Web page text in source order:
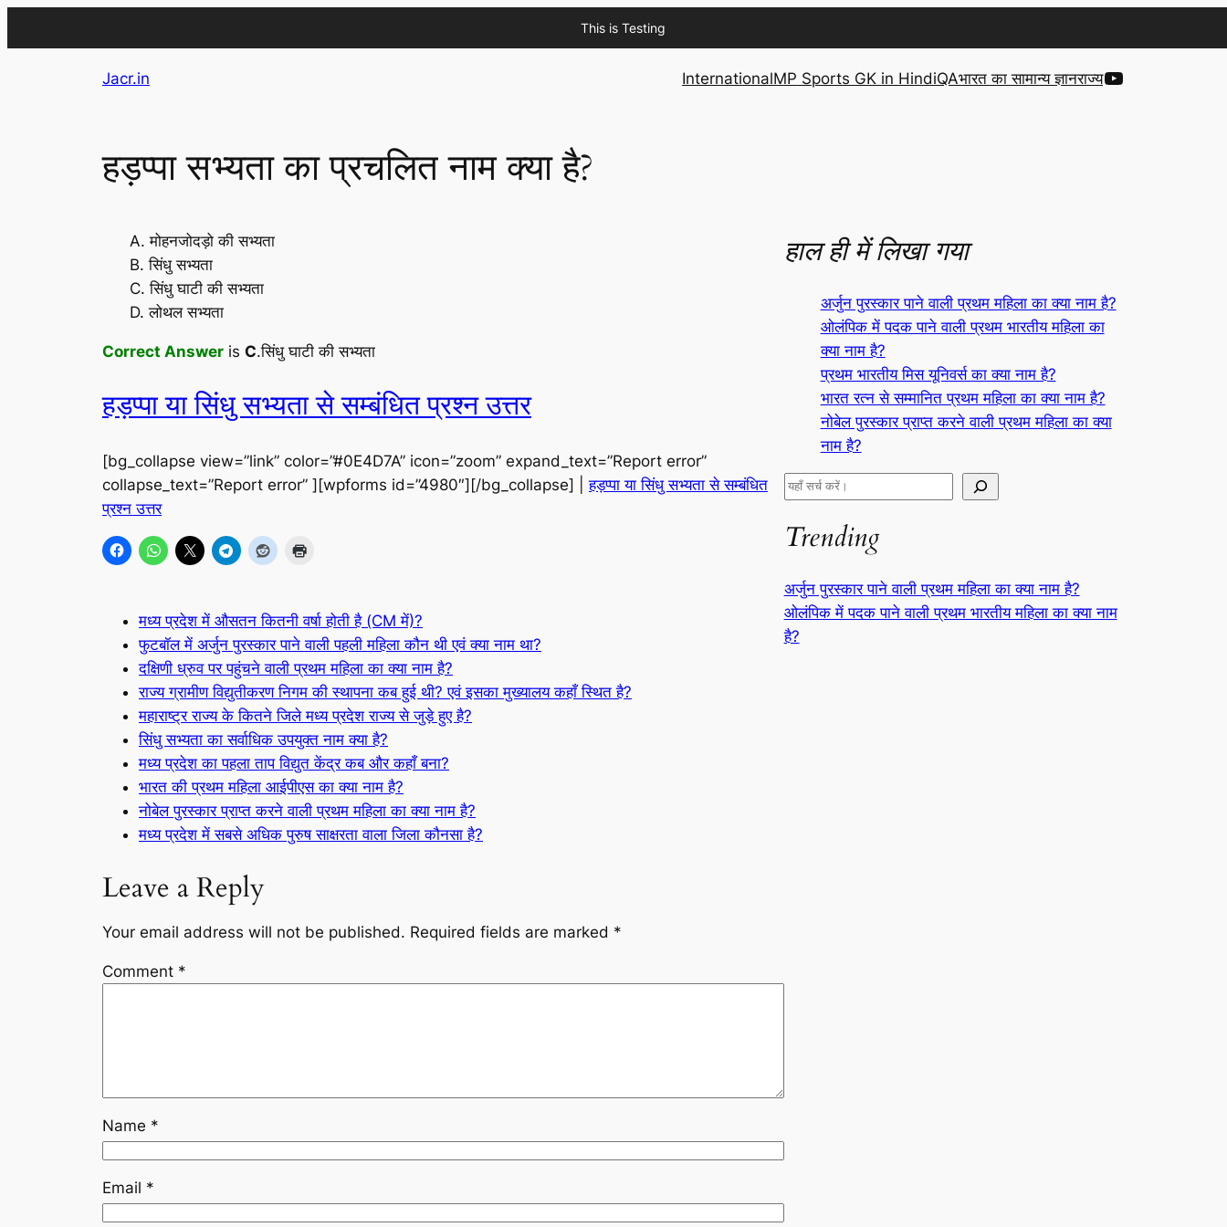
This is Testing
Jacr.in InternationalMP Sports GK in HindiQAभारत का सामान्य ज्ञानराज्यYouTube
हड़प्पा सभ्यता का प्रचलित नाम क्या है?
A. मोहनजोदड़ो की सभ्यता
B. सिंधु सभ्यता
C. सिंधु घाटी की सभ्यता
D. लोथल सभ्यता
Correct Answer is C.सिंधु घाटी की सभ्यता
हड़प्पा या सिंधु सभ्यता से सम्बंधित प्रश्न उत्तर
[bg_collapse view=”link” color=”#0E4D7A” icon=”zoom” expand_text=”Report error”
collapse_text=”Report error” ][wpforms id=”4980″][/bg_collapse] |हड़प्पा या सिंधु सभ्यता से सम्बंधित
प्रश्न उत्तर
मध्य प्रदेश में औसतन कितनी वर्षा होती है (CM में)?
फुटबॉल में अर्जुन पुरस्कार पाने वाली पहली महिला कौन थी एवं क्या नाम था?
दक्षिणी ध्रुव पर पहुंचने वाली प्रथम महिला का क्या नाम है?
राज्य ग्रामीण विद्युतीकरण निगम की स्थापना कब हुई थी? एवं इसका मुख्यालय कहाँ स्थित है?
महाराष्ट्र राज्य के कितने जिले मध्य प्रदेश राज्य से जुड़े हुए है?
सिंधु सभ्यता का सर्वाधिक उपयुक्त नाम क्या है?
मध्य प्रदेश का पहला ताप विद्युत केंद्र कब और कहाँ बना?
भारत की प्रथम महिला आईपीएस का क्या नाम है?
नोबेल पुरस्कार प्राप्त करने वाली प्रथम महिला का क्या नाम है?
मध्य प्रदेश में सबसे अधिक पुरुष साक्षरता वाला जिला कौनसा है?
Leave a Reply
Your email address will not be published. Required fields are marked *
Comment *
Name *
Email *
हाल ही में लिखा गया
अर्जुन पुरस्कार पाने वाली प्रथम महिला का क्या नाम है?
ओलंपिक में पदक पाने वाली प्रथम भारतीय महिला का
क्या नाम है?
प्रथम भारतीय मिस यूनिवर्स का क्या नाम है?
भारत रत्न से सम्मानित प्रथम महिला का क्या नाम है?
नोबेल पुरस्कार प्राप्त करने वाली प्रथम महिला का क्या
नाम है?
S
a
h
Trending
अर्जुन पुरस्कार पाने वाली प्रथम महिला का क्या नाम है?
ओलंपिक में पदक पाने वाली प्रथम भारतीय महिला का क्या नाम
है?